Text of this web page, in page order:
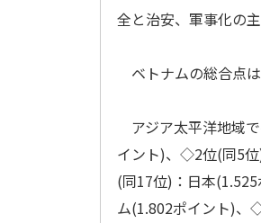
全と治安、軍事化の
ベトナムの総合点
アジア太平洋地域
イント)、◇2位(同5
(同17位)：日本
ム(1.802ポイント)